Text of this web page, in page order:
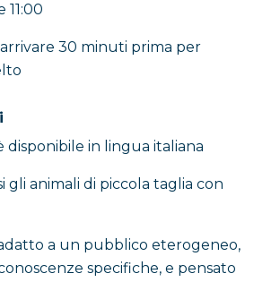
11:00
arrivare 30 minuti prima per
disponibile in lingua italiana
gli animali di piccola taglia con
a un pubblico eterogeneo,
specifiche, e pensato